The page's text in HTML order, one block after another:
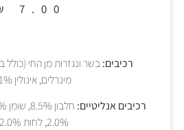
7.00
רכיבים:
מינרלים, אינולין 0.1%.
רכיבים אנליטיים:
2.0%, לחות 82.0%.